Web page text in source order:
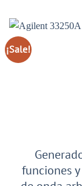
¡Sale!
funciones